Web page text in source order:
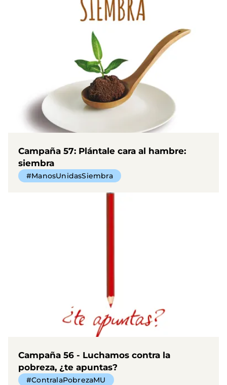
Campaña 57: Plántale cara al hambre:
siembra
#ManosUnidasSiembra
Campaña 56 - Luchamos contra la
pobreza, ¿te apuntas?
#ContralaPobrezaMU